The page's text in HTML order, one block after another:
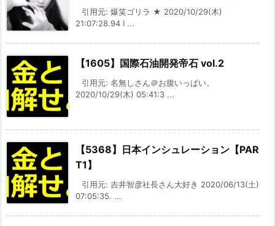
引用元: 爆笑ゴリラ ★ 2020/10/29(木)
21:07:28.94 I ...
【1605】国際石油開発帝石 vol.2
引用元: 名無しさん＠お腹いっぱい。
2020/10/29(木) 05:41:3 ...
【5368】日本インシュレーション【PAR
T1】
引用元: 吉井智彦社長さん大好き 2020/06/13(土)
07:05:35. ...